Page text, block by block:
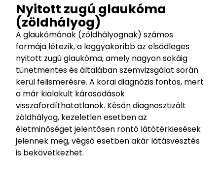
Nyitott zugú glaukóma
(zöldhályog)
A glaukómának (zöldhályognak) számos
formája létezik, a leggyakoribb az elsődleges
nyitott zugú glaukóma, amely nagyon sokáig
tünetmentes és általában szemvizsgálat során
kerül felismerésre. A korai diagnózis fontos, mert
a már kialakult károsodások
visszafordíthatatlanok. Későn diagnosztizált
zöldhályog, kezeletlen esetben az
életminőséget jelentősen rontó látótérkiesések
jelennek meg, végső esetben akár látásvesztés
is bekövetkezhet.